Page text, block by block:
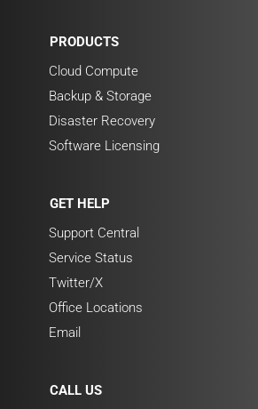
PRODUCTS
Cloud Compute
Backup & Storage
Disaster Recovery
Software Licensing
GET HELP
Support Central
Service Status
Twitter/X
Office Locations
Email
CALL US